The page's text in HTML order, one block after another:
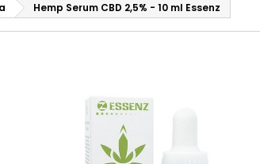
Hemp Serum CBD 2,5% - 10 ml Essenz